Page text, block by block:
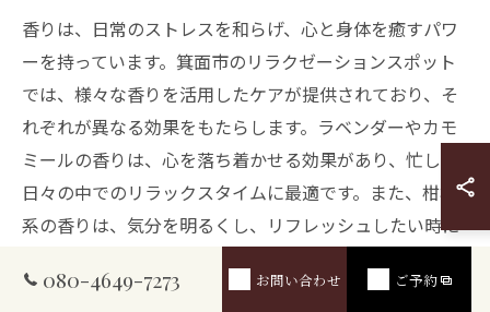
香りは、日常のストレスを和らげ、心と身体を癒すパワ
ーを持っています。箕面市のリラクゼーションスポット
では、様々な香りを活用したケアが提供されており、そ
れぞれが異なる効果をもたらします。ラベンダーやカモ
ミールの香りは、心を落ち着かせる効果があり、忙しい
日々の中でのリラックスタイムに最適です。また、柑橘
系の香りは、気分を明るくし、リフレッシュしたい時に
働きかけ、心の平穏を促します。箕面市で香りを活用し
080-4649-7273 お問い合わせ ご予約